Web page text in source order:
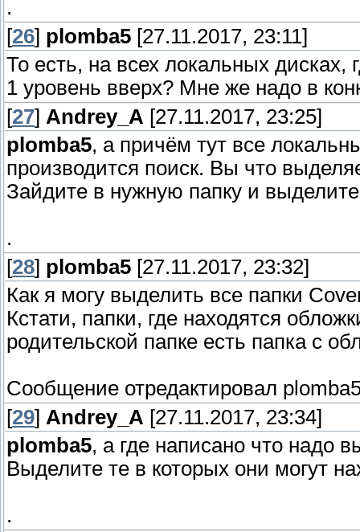
.
[26] plomba5 [27.11.2017, 23:11]
То есть, на всех локальных дисках,
1 уровень вверх? Мне же надо в
[27] Andrey_A [27.11.2017, 23:25]
plomba5, а причём тут все
производится поиск. Вы что
Зайдите в нужную папку и
.
[28] plomba5 [27.11.2017, 23:32]
Как я могу выделить все папки
Кстати, папки, где находятся
родительской папке есть папка с
Сообщение отредактировал
[29] Andrey_A [27.11.2017, 23:34]
plomba5, а где написано что надо
Выделите те в которых они могут
.